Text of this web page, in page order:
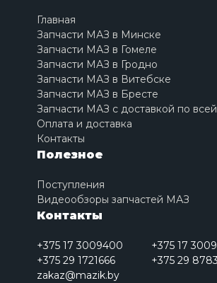
Главная
Запчасти МАЗ в Минске
Запчасти МАЗ в Гомеле
Запчасти МАЗ в Гродно
Запчасти МАЗ в Витебске
Запчасти МАЗ в Бресте
Запчасти МАЗ с доставкой по
Оплата и доставка
Контакты
Полезное
Поступления
Видеообзоры запчастей МАЗ
Контакты
+375 17 3009400
+375 17
+375 29 1721666
+375 29
zakaz@mazik.by